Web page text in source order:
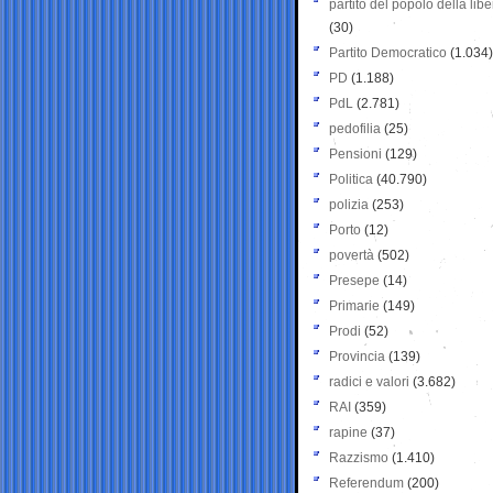
partito del popolo della
(30)
Partito Democratico (1.034)
PD (1.188)
PdL (2.781)
pedofilia (25)
Pensioni (129)
Politica (40.790)
polizia (253)
Porto (12)
povertà (502)
Presepe (14)
Primarie (149)
Prodi (52)
Provincia (139)
radici e valori (3.682)
RAI (359)
rapine (37)
Razzismo (1.410)
Referendum (200)